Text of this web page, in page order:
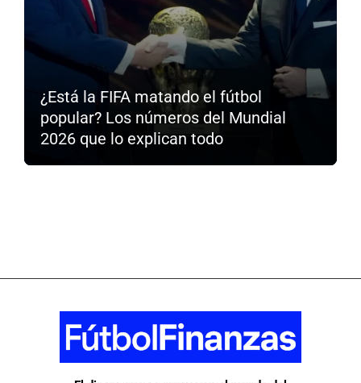
¿Está la FIFA matando el fútbol
popular? Los números del Mundial
2026 que lo explican todo